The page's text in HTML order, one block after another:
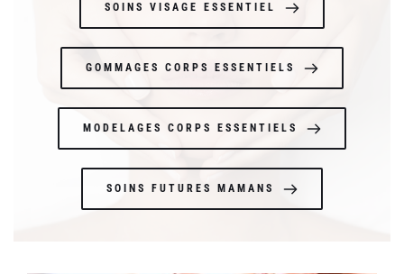
SOINS VISAGE ESSENTIEL
GOMMAGES CORPS ESSENTIELS
MODELAGES CORPS ESSENTIELS
SOINS FUTURES MAMANS